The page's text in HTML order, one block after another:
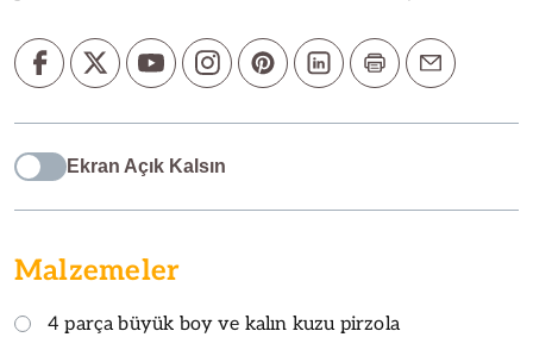
Ekran Açık Kalsın
Malzemeler
4 parça büyük boy ve kalın kuzu pirzola